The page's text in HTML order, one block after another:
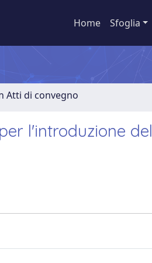
Home Sfoglia
Atti di convegno
l'introduzione del